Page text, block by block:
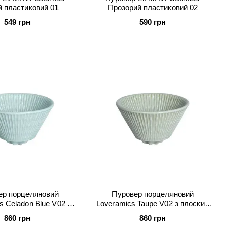
пластиковий 01
549 грн
Прозорий пластиковий 02
590 грн
порцеляновий
Celadon Blue V02 з
860 грн
Пуровер порцеляновий
Loveramics Taupe V02 з плоским
860 грн